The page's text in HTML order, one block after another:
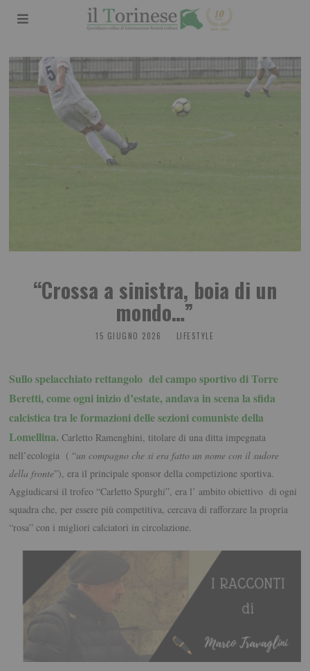
“Crossa a sinistra, boia di un
mondo…”
15 GIUGNO 2026 LIFESTYLE
Sullo spelacchiato rettangolo del campo sportivo di Torre
Beretti, come ogni inizio d’estate, andava in scena la sfida
calcistica tra le formazioni delle sezioni comuniste della
Lomellina. Carletto Ramenghini, titolare di una ditta impegnata
nell’ecologia ( “un compagno che si era fatto un nome con il sudore
della fronte”), era il principale sponsor della competizione sportiva.
Aggiudicarsi il trofeo “Carletto Spurghi”, era l’ ambito obiettivo di ogni
squadra che, per essere più competitiva, cercava di rafforzare la propria
“rosa” con i migliori calciatori in circolazione.